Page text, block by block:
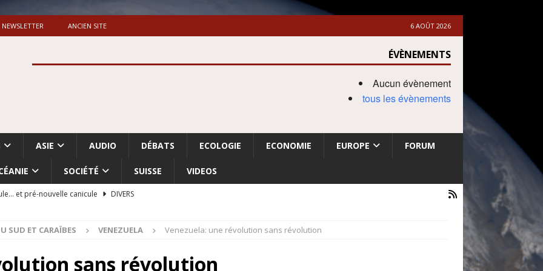
NEWSLETTER ANCIEN SITE 6 AOÛT 2026
ÉVÈNEMENTS
Aucun évènement
tous les évènements
ASIE AUDIO DÉBATS ECOLOGIE ECONOMIE EUROPE FORUM
SOCIÉTÉ SUISSE VIDEOS
et pré-nouvelle canicule
DIVERS
du nettoyage ethnique en Cisjordanie et à Gaza
ISRAËL
SUD ET CARAÏBES VENEZUELA Venezuela: une révolution sans révolution
sans révolution